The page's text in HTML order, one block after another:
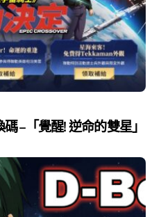
–「覺醒! 逆命的雙星」